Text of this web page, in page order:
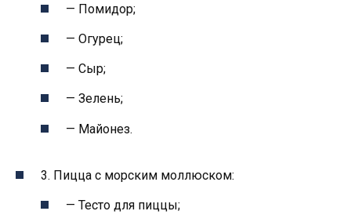
— Помидор;
— Огурец;
— Сыр;
— Зелень;
— Майонез.
3. Пицца с морским моллюском:
— Тесто для пиццы;